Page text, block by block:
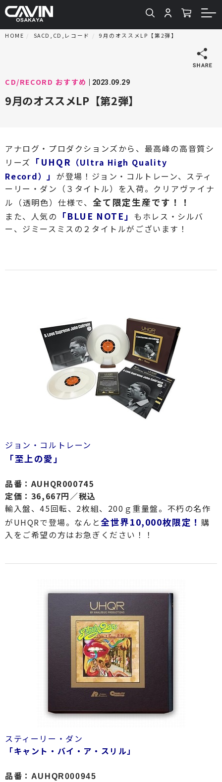
HOME SACD,CD,レコード 9月のオススメLP【第2弾】
CD/RECORD おすすめ 2023.09.29
9月のオススメLP【第2弾】
アナログ・プロダクションズから、 最高峰の高音質シ
リーズ 「UHQR （Ultra High Quality
Record）
」が登場！ジョン・コルトレーン、スティ
ーリー・ダン（３タイトル）を入荷。 クリアヴァイナ
ル（透明色）仕様で、全て限定生産です！！
また、人気の 「BLUE NOTE 」 もホレス・シルバ
ー、ジミースミスの２タイトルがございます！
ジョン・コルトレーン
「至上の愛」
品番：AUHQR000745
定価：36,667円／税込
輸入盤、45回転、2枚組、200ｇ重量盤。不朽の名作
がUHQRで登場。なんと全世界10,000枚限定！ 購
入をご希望の方はお急ぎください！！
スティーリー・ダン
「キャント・バイ・ア・スリル」
品番： AUHQR000945